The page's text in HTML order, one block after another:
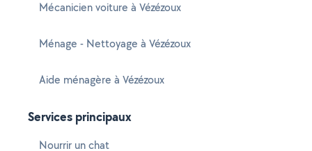
Mécanicien voiture à Vézézoux
Ménage - Nettoyage à Vézézoux
Aide ménagère à Vézézoux
Services principaux
Nourrir un chat